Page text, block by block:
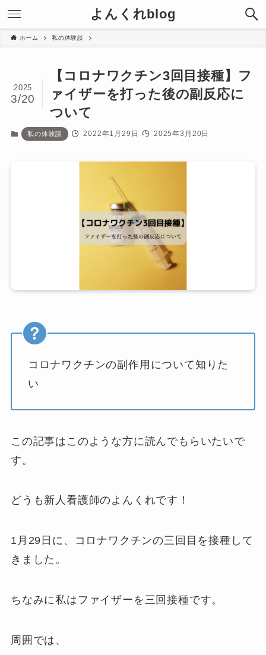
よんくれblog
ホーム 私の体験談
【コロナワクチン3回目接種】フ
ァイザーを打った後の副反応に
ついて
2025
3/20
私の体験談 2022年1月29日 2025年3月20日
コロナワクチンの副作用について知りた
い
この記事はこのような方に読んでもらいたいで
す。
どうも新人看護師のよんくれです！
1月29日に、コロナワクチンの三回目を接種して
きました。
ちなみに私はファイザーを三回接種です。
周囲では、